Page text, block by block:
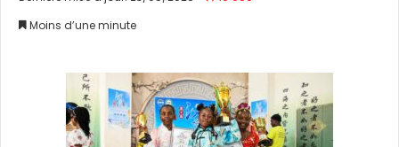
e
r
u
n
Moins d’une minute